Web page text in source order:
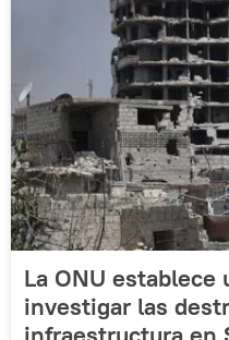
La ONU establece
investigar las